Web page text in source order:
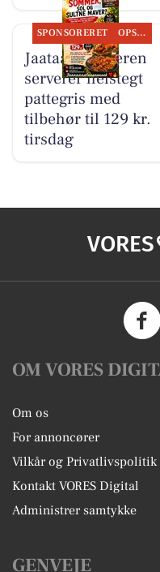
SPONSORERET OPSLAGSTAVLEN
Jaataak Slagteren
serverer helstegt
pattegris med
tilbehør til 129 kr.
tirsdag
VORES
OM VORES
Om os
For annoncører
Vilkår og Privatlivspolitik
Kontakt VORES Digital
Administrer samtykke
GENVEJE